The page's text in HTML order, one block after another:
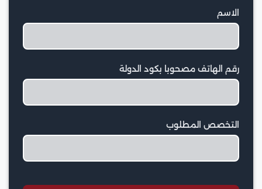
الاسم
رقم الهاتف مصحوبا بكود الدولة
التخصص المطلوب